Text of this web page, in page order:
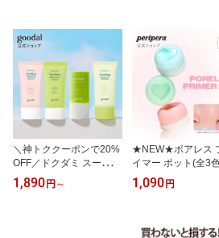
＼神トククーポンで20%
OFF／ドクダミ スージン
グ 水分 日焼け止め 全4種
【GOODAL（グーダル）
1,890 円 ～
★NEW★ポアレス
イマー ポット(全3
ERIPERA（ペリペ
公式】韓国コスメ
着 さらさら テカリ
1,090 円